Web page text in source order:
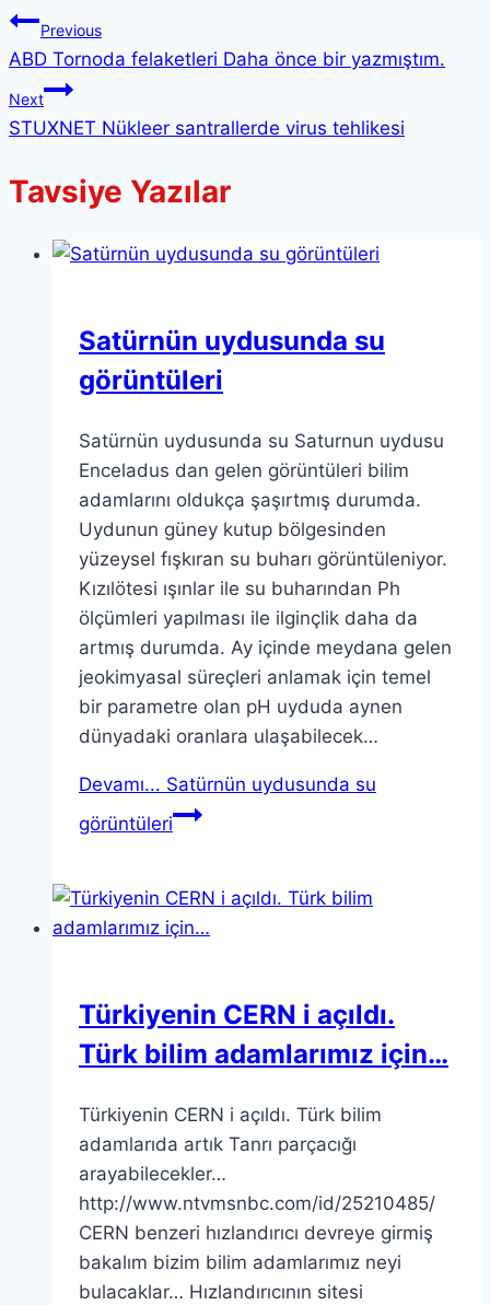
Previous
ABD Tornoda felaketleri Daha önce bir yazmıştım.
Next
STUXNET Nükleer santrallerde virus tehlikesi
Tavsiye Yazılar
Satürnün uydusunda su
görüntüleri
Satürnün uydusunda su Saturnun uydusu
Enceladus dan gelen görüntüleri bilim
adamlarını oldukça şaşırtmış durumda.
Uydunun güney kutup bölgesinden
yüzeysel fışkıran su buharı görüntüleniyor.
Kızılötesi ışınlar ile su buharından Ph
ölçümleri yapılması ile ilginçlik daha da
artmış durumda. Ay içinde meydana gelen
jeokimyasal süreçleri anlamak için temel
bir parametre olan pH uyduda aynen
dünyadaki oranlara ulaşabilecek…
Devamı... Satürnün uydusunda su
görüntüleri
Türkiyenin CERN i açıldı.
Türk bilim adamlarımız için…
Türkiyenin CERN i açıldı. Türk bilim
adamlarıda artık Tanrı parçacığı
arayabilecekler…
http://www.ntvmsnbc.com/id/25210485/
CERN benzeri hızlandırıcı devreye girmiş
bakalım bizim bilim adamlarımız neyi
bulacaklar… Hızlandırıcının sitesi